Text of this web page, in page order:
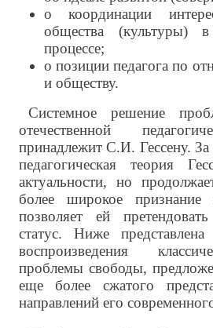
о координации
общества (культуры) в
процессе;
о позиции педагога по
и обществу.
Системное решение
отечественной
принадлежит С.И. Гессену.
педагогическая теория
актуальности, но
более широкое признание
позволяет ей
статус. Ниже
воспроизведения
проблемы свободы,
еще более сжатого
направлений его